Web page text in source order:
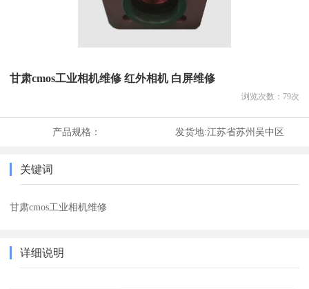
甘肃cmos工业相机维修 红外相机 白屏维修
浏览次数： 79次
产品规格： 发货地:江苏省苏州吴中区
关键词
甘肃cmos工业相机维修
详细说明